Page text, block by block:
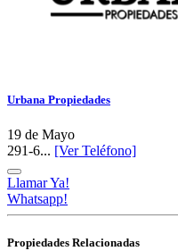
Urbana Propiedades
19 de Mayo
291-6... [Ver Teléfono]
Llamar Ya!
Whatsapp!
Propiedades Relacionadas